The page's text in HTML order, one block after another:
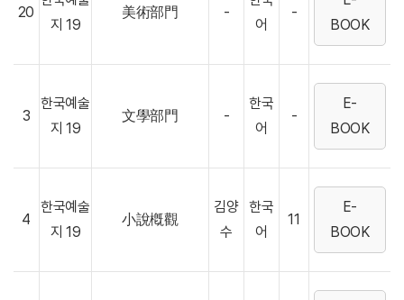
20
지 19
美術部門 -
어
-
BOOK
3
한국예술
지 19
文學部門 -
한국
어
-
E-
BOOK
4
한국예술
지 19
小說槪觀
김양
수
한국
어
11
E-
BOOK